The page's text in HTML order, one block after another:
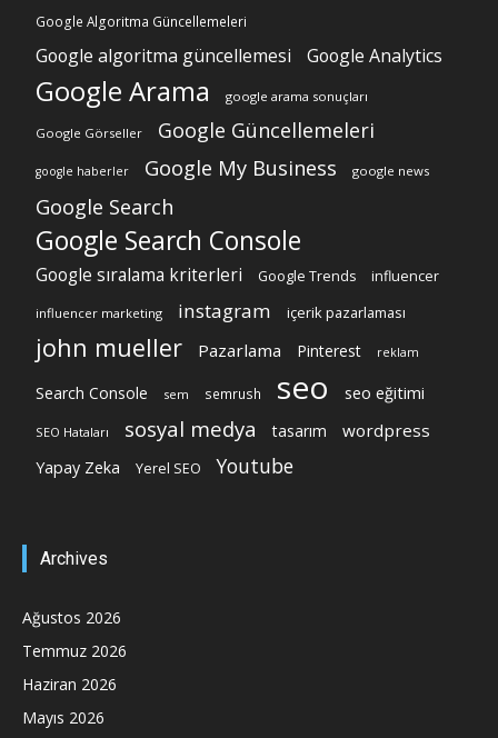
Google Algoritma Güncellemeleri
Google algoritma güncellemesi Google Analytics
Google Arama google arama sonuçları
Google Görseller Google Güncellemeleri
google haberler Google My Business google news
Google Search
Google Search Console
Google sıralama kriterleri Google Trends influencer
influencer marketing instagram içerik pazarlaması
john mueller Pazarlama Pinterest reklam
Search Console sem semrush seo seo eğitimi
SEO Hataları sosyal medya tasarım wordpress
Yapay Zeka Yerel SEO Youtube
Archives
Ağustos 2026
Temmuz 2026
Haziran 2026
Mayıs 2026